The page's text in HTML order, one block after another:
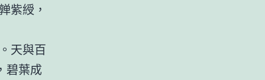
紫綬，
天與百
碧葉成